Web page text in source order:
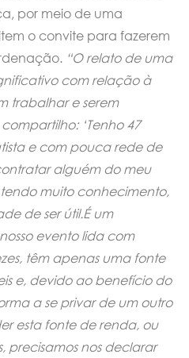
por meio de uma
o convite para fazerem
“O relato de uma
com relação à
trabalhar e serem
‘Tenho 47
e com pouca rede de
alguém do meu
muito conhecimento,
de ser útil.É um
evento lida com
têm apenas uma fonte
e, devido ao benefício do
a se privar de um outro
esta fonte de renda, ou
precisamos nos declarar